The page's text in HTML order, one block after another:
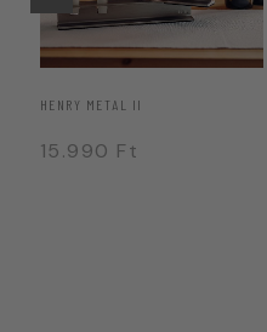
HENRY METAL II
15.990 Ft